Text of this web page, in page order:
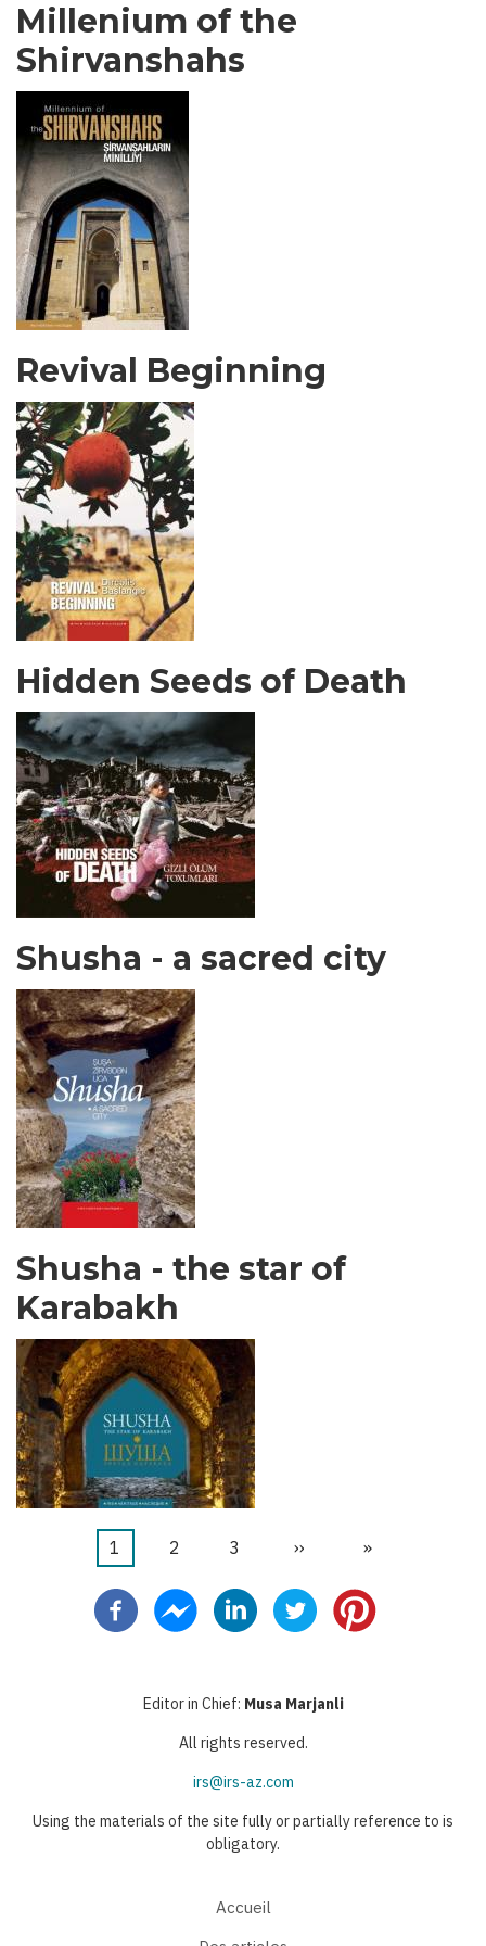
Millenium of the
Shirvanshahs
Revival Beginning
Hidden Seeds of Death
Shusha - a sacred city
Shusha - the star of
Karabakh
Pagination
Page
1 Page
2 Page
3
Page
››
Dernière
»
Editor in Chief: Musa Marjanli
All rights reserved.
irs@irs-az.com
Using the materials of the site fully or partially reference to is
obligatory.
Accueil